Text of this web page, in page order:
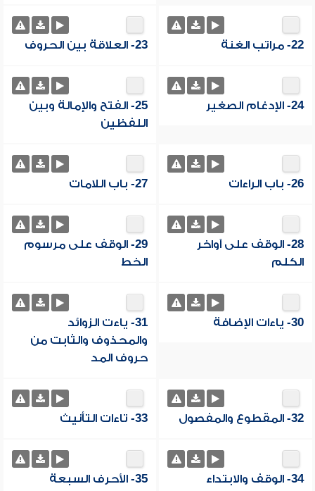
22- مراتب الغنة 23- العلاقة بين الحروف
24- الإدغام الصغير
25- الفتح والإمالة وبين
اللفظين
26- باب الراءات 27- باب اللامات
28- الوقف على آواخر
الكلم
29- الوقف على مرسوم
الخط
30- ياءات الإضافة
31- ياءت الزوائد
والمحذوف والثابت من
حروف المد
32- المقطوع والمفصول 33- تاءات التأنيث
34- الوقف والابتداء 35- الأحرف السبعة